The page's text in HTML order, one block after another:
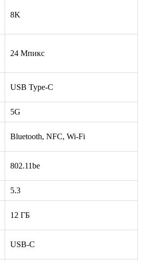
8K
24 Мпикс
USB Type-C
5G
Bluetooth, NFC, Wi-Fi
802.11be
5.3
12 ГБ
USB-C